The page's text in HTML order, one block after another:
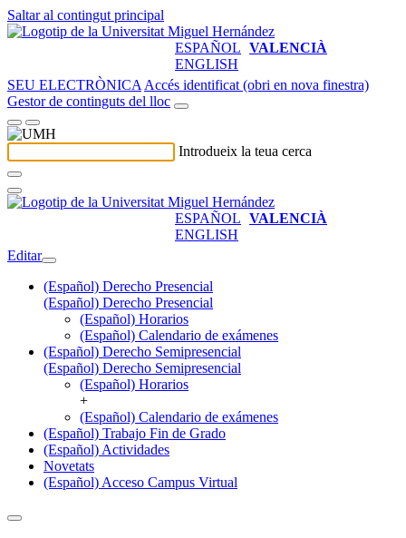
Saltar al contingut principal
ESPAÑOL VALENCIÀ
ENGLISH
SEU ELECTRÒNICA Accés identificat (obri en nova finestra)
Gestor de continguts del lloc
Introdueix la teua cerca
ESPAÑOL VALENCIÀ
ENGLISH
Editar
(Español) Derecho Presencial
(Español) Derecho Presencial
(Español) Horarios
(Español) Calendario de exámenes
(Español) Derecho Semipresencial
(Español) Derecho Semipresencial
(Español) Horarios
+
(Español) Calendario de exámenes
(Español) Trabajo Fin de Grado
(Español) Actividades
Novetats
(Español) Acceso Campus Virtual